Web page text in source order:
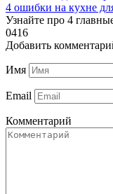
4 ошибки на кухне
Узнайте про 4
0416
Добавить
Имя
Email
Комментарий